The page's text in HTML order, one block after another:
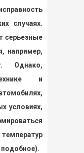
случаях.
серьезные
например,
Однако,
и
условиях,